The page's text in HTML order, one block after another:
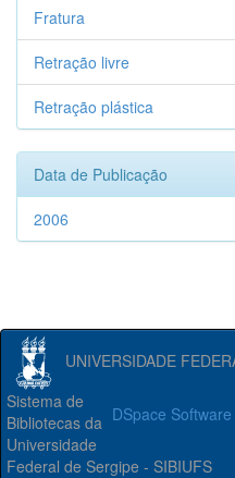
Fratura
Retração livre
Retração plástica
Data de Publicação
2006
UNIVERSIDADE
DSpace Software
Sistema de
Bibliotecas da
Universidade
Federal de Sergipe - SIBIUFS